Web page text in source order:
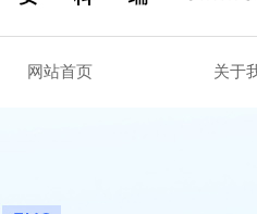
网站首页 关于